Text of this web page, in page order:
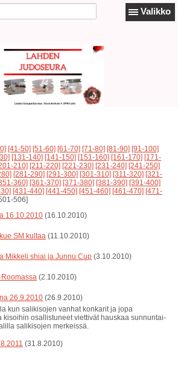
Valikko
[41-50] [51-60] [61-70] [71-80] [81-90] [91-100]
[131-140] [141-150] [151-160] [161-170] [171-
210] [211-220] [221-230] [231-240] [241-250]
[281-290] [291-300] [301-310] [311-320] [321-
360] [361-370] [371-380] [381-390] [391-400]
[431-440] [441-450] [451-460] [461-470] [471-
506]
16.10.2010 (16.10.2010)
SM kultaa (11.10.2010)
Mikkeli shiai ja Junnu Cup (3.10.2010)
(2.10.2010)
26.9.2010 (26.9.2010)
kun salikisojen vanhat konkarit ja jopa
kisoihin osallistuneet viettivät hauskaa sunnuntai-
salikisojen merkeissä.
(31.8.2010)